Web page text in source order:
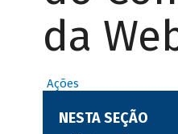
da
Ações
NESTA SEÇÃO